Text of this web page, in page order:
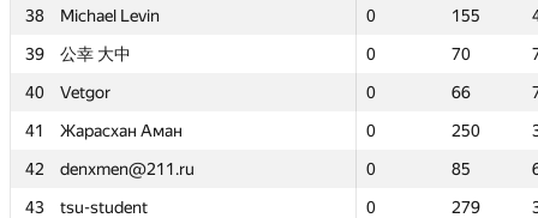
38
Michael Levin 0 155
39
公幸 大中 0 70
40
Vetgor 0 66
41
Жарасхан Аман 0 250
42
denxmen@211.ru 0 85
43
tsu-student 0 279
38
Michael Levin 0 155
39
公幸 大中 0 70
40
Vetgor 0 66
41
Жарасхан Аман 0 250
42
denxmen@211.ru 0 85
43
tsu-student 0 279